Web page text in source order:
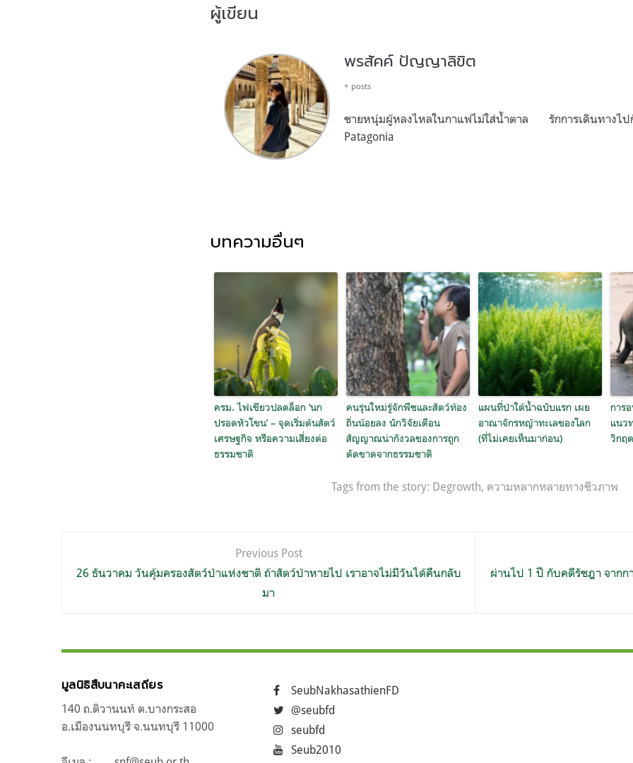
ผู้เขียน
พรสัคค์ ปัญญาลิขิต
+ posts
ชายหนุ่มผู้หลงไหลในกาแฟไม่ใส่น้ำตาล รักการเดินทางไ
Patagonia
บทความอื่นๆ
ครม. ไฟเขียวปลดล็อก ‘นก
ปรอดหัวโขน’ – จุดเริ่มต้นสัตว์
เศรษฐกิจ หรือความเสี่ยงต่อ
ธรรมชาติ
คนรุ่นใหม่รู้จักพืชและสัตว์ท้อง
ถิ่นน้อยลง นักวิจัยเตือน
สัญญาณน่ากังวลของการถูก
ตัดขาดจากธรรมชาติ
แผนที่ป่าใต้น้ำฉบับแรก เผย
อาณาจักรหญ้าทะเลของโลก
(ที่ไม่เคยเห็นมาก่อน)
การ
แนว
วิกฤ
Tags from the story: Degrowth, ความหลากหลายทางชีวภาพ
เรื่อง
Previous Post
26 ธันวาคม วันคุ้มครองสัตว์ป่าแห่งชาติ ถ้าสัตว์ป่าหายไป เราอาจไม่มีวันได้คืนกลับ
มา
ผ่านไป 1 ปี กับคดีรัชฎา จากก
มูลนิธิสืบนาคะเสถียร
140 ถ.ติวานนท์ ต.บางกระสอ
อ.เมืองนนทบุรี จ.นนทบุรี 11000
SeubNakhasathienFD
@seubfd
seubfd
Seub2010